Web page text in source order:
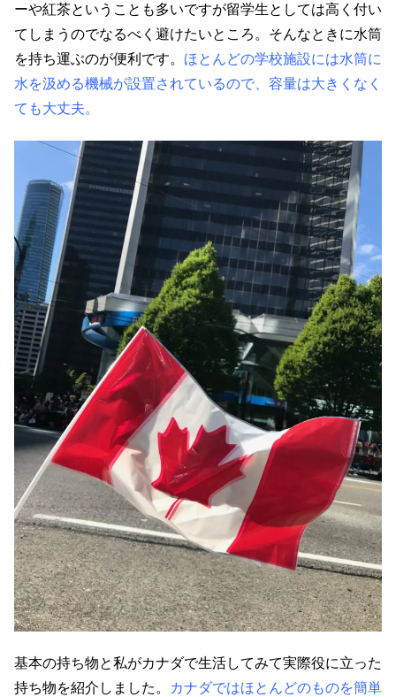
ーや紅茶ということも多いですが留学生としては高く付い
てしまうのでなるべく避けたいところ。そんなときに水筒
を持ち運ぶのが便利です。 ほとんどの学校施設には水筒に
水を汲める機械が設置されているので、容量は大きくなく
ても大丈夫。
基本の持ち物と私がカナダで生活してみて実際役に立った
持ち物を紹介しました。
カナダではほとんどのものを簡単